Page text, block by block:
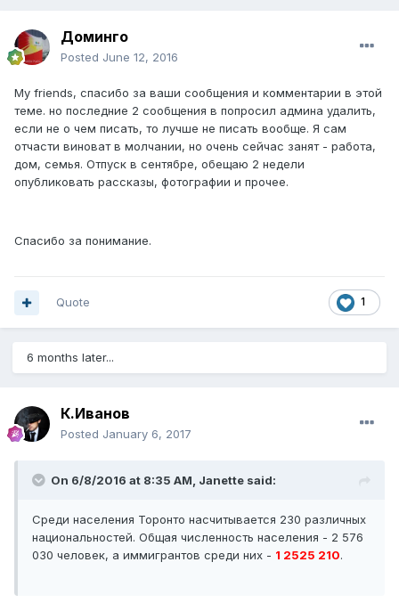
Доминго
Posted June 12, 2016
My friends, спасибо за ваши сообщения и комментарии в этой
теме. но последние 2 сообщения в попросил админа удалить,
если не о чем писать, то лучше не писать вообще. Я сам
отчасти виноват в молчании, но очень сейчас занят - работа,
дом, семья. Отпуск в сентябре, обещаю 2 недели
опубликовать рассказы, фотографии и прочее.
Спасибо за понимание.
1
Quote
6 months later...
К.Иванов
Posted January 6, 2017
On 6/8/2016 at 8:35 AM, Janette said:
Среди населения Торонто насчитывается 230 различных
национальностей. Общая численность населения - 2 576
030 человек, а иммигрантов среди них - 1 2525 210.